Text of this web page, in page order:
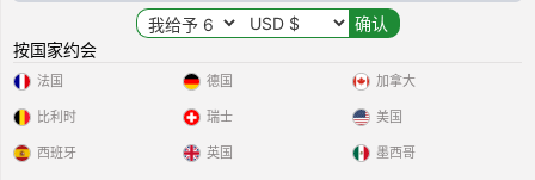
按国家约会
法国
比利时
西班牙
德国
瑞士
英国
加拿大
美国
墨西哥